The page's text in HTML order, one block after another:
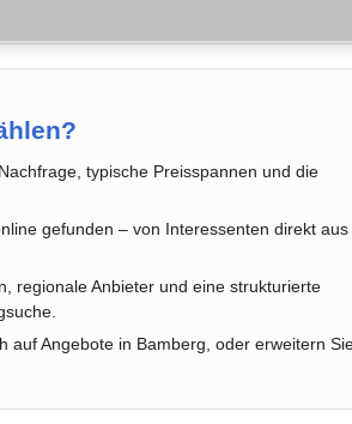
typische Preisspannen und die
gefunden – von Interessenten direkt aus
regionale Anbieter und eine strukturierte
auf Angebote in Bamberg, oder erweitern